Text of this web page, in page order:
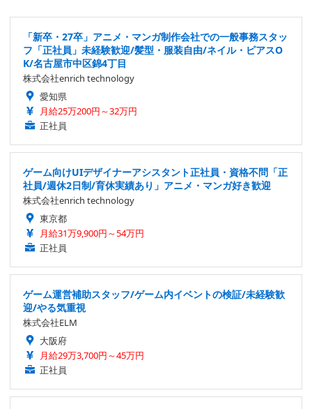
「新卒・27卒」アニメ・マンガ制作会社での一般事務スタッ
フ「正社員」未経験歓迎/髪型・服装自由/ネイル・ピアスO
K/名古屋市中区錦4丁目
株式会社enrich technology
愛知県
月給25万200円～32万円
正社員
ゲーム向けUIデザイナーアシスタント正社員・資格不問「正
社員/週休2日制/育休実績あり」アニメ・マンガ好き歓迎
株式会社enrich technology
東京都
月給31万9,900円～54万円
正社員
ゲーム運営補助スタッフ/ゲーム内イベントの検証/未経験歓
迎/やる気重視
株式会社ELM
大阪府
月給29万3,700円～45万円
正社員